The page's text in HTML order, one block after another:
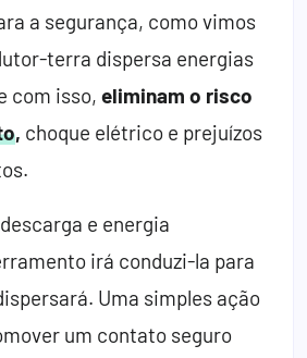
a segurança, como vimos
terra dispersa energias
com isso, eliminam o risco
, choque elétrico e prejuízos
e energia
irá conduzi-la para
Uma simples ação
um contato seguro